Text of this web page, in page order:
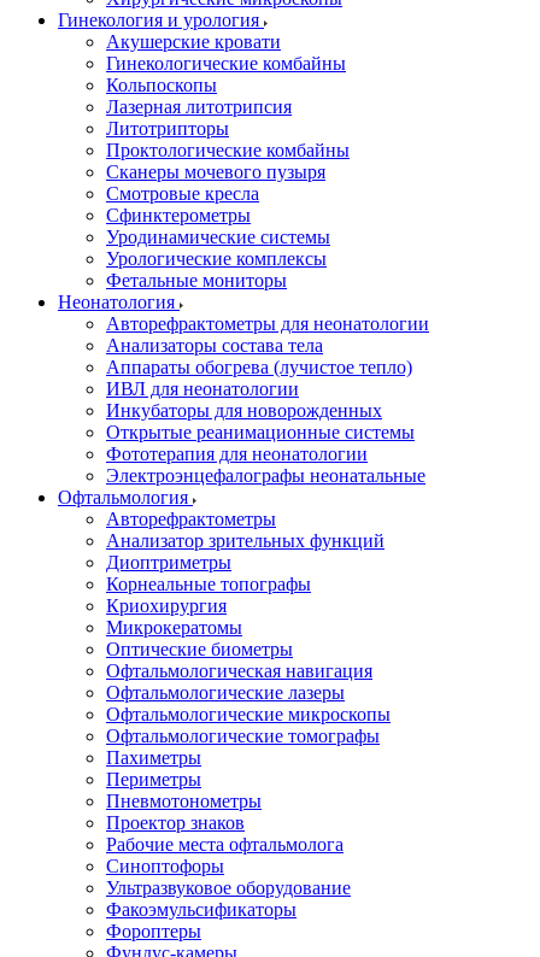
Гинекология и урология
Акушерские кровати
Гинекологические комбайны
Кольпоскопы
Лазерная литотрипсия
Литотрипторы
Проктологические комбайны
Сканеры мочевого пузыря
Смотровые кресла
Сфинктерометры
Уродинамические системы
Урологические комплексы
Фетальные мониторы
Неонатология
Авторефрактометры для неонатологии
Анализаторы состава тела
Аппараты обогрева (лучистое тепло)
ИВЛ для неонатологии
Инкубаторы для новорожденных
Открытые реанимационные системы
Фототерапия для неонатологии
Электроэнцефалографы неонатальные
Офтальмология
Авторефрактометры
Анализатор зрительных функций
Диоптриметры
Корнеальные топографы
Криохирургия
Микрокератомы
Оптические биометры
Офтальмологическая навигация
Офтальмологические лазеры
Офтальмологические микроскопы
Офтальмологические томографы
Пахиметры
Периметры
Пневмотонометры
Проектор знаков
Рабочие места офтальмолога
Синоптофоры
Ультразвуковое оборудование
Факоэмульсификаторы
Фороптеры
Фундус-камеры